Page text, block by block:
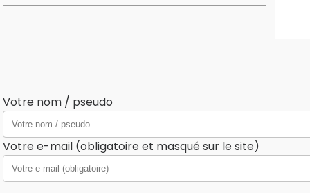
Votre nom / pseudo
Votre e-mail (obligatoire et masqué sur le site)